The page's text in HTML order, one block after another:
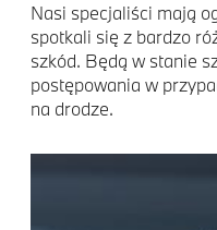
Nasi specjaliści mają
spotkali się z bardzo
szkód. Będą w stanie
postępowania w
na drodze.